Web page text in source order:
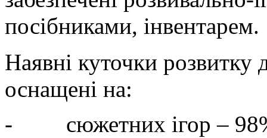
посібниками, інвентарем.
Наявні куточки
оснащені на:
- сюжетних ігор –